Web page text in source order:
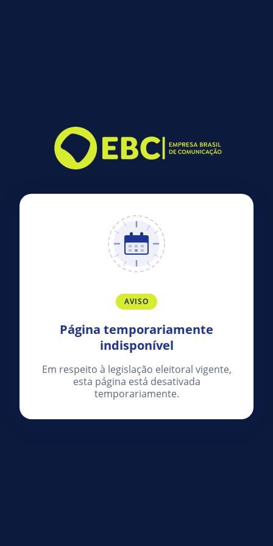
AVISO
Página temporariamente
indisponível
Em respeito à legislação eleitoral vigente,
esta página está desativada
temporariamente.